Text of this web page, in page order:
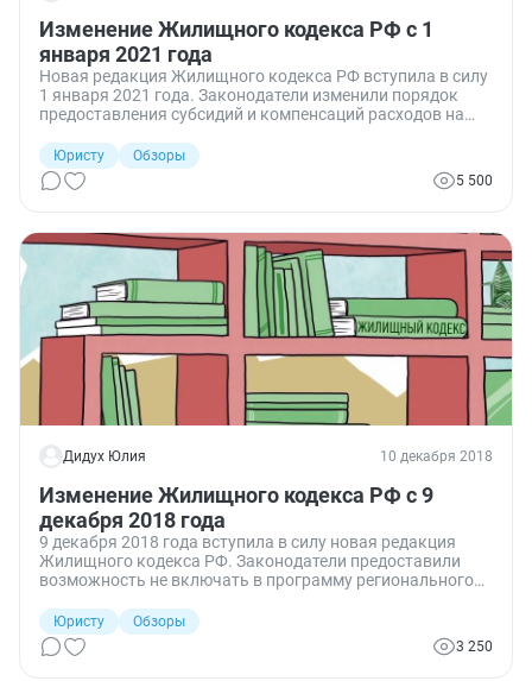
Изменение Жилищного кодекса РФ с 1
января 2021 года
Новая редакция Жилищного кодекса РФ вступила в силу
1 января 2021 года. Законодатели изменили порядок
предоставления субсидий и компенсаций расходов на
Юристу
Обзоры
5 500
Дидух Юлия 10 декабря 2018
Изменение Жилищного кодекса РФ с 9
декабря 2018 года
9 декабря 2018 года вступила в силу новая редакция
Жилищного кодекса РФ. Законодатели предоставили
возможность не включать в программу регионального
также сократили до 50% голосов от общего числа
голосов собственников помещений в многоквартирном
доме голоса, необходимые для наделения совета дома
Юристу
Обзоры
3 250